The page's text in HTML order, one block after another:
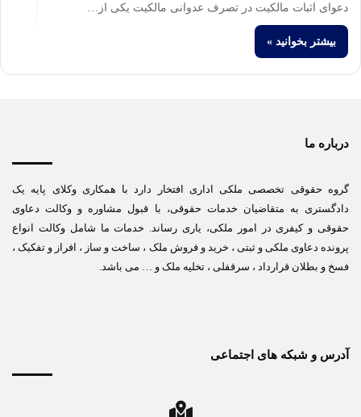
دعوای اثبات مالکیت در تصرف عدوانی مالکیت یکی از…
بیشتر بخوانید »
درباره ما
گروه حقوقی تخصصی ملکی اداری افتخار دارد با همکاری وکلای پایه یک
دادگستری به متقاضیان خدمات حقوقی، با قبول مشاوره و وکالت دعاوی
حقوقی و کیفری در امور ملکی، یاری رساند. خدمات ما شامل وکالت انواع
پرونده دعاوی ملکی و ثبتی ، خرید و فروش ملک ، ساخت و ساز ، افراز و تفکیک ،
فسخ و بطلان قرارداد ، سرقفلی ، تخلیه ملک و … می باشد.
آدرس و شبکه های اجتماعی